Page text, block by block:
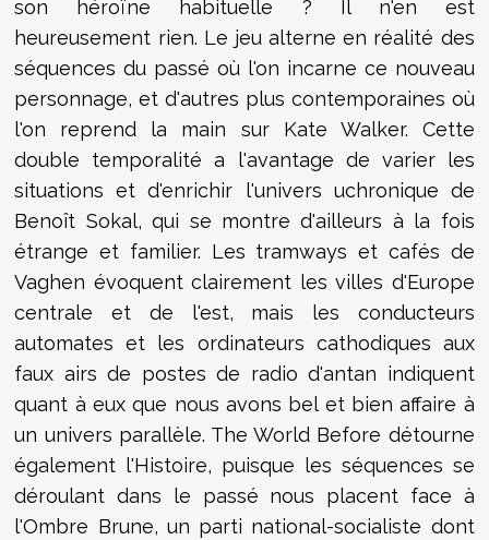
son héroïne habituelle ? Il n'en est
heureusement rien. Le jeu alterne en réalité des
séquences du passé où l'on incarne ce nouveau
personnage, et d'autres plus contemporaines où
l'on reprend la main sur Kate Walker. Cette
double temporalité a l'avantage de varier les
situations et d'enrichir l'univers uchronique de
Benoît Sokal, qui se montre d'ailleurs à la fois
étrange et familier. Les tramways et cafés de
Vaghen évoquent clairement les villes d'Europe
centrale et de l'est, mais les conducteurs
automates et les ordinateurs cathodiques aux
faux airs de postes de radio d'antan indiquent
quant à eux que nous avons bel et bien affaire à
un univers parallèle. The World Before détourne
également l'Histoire, puisque les séquences se
déroulant dans le passé nous placent face à
l'Ombre Brune, un parti national-socialiste dont